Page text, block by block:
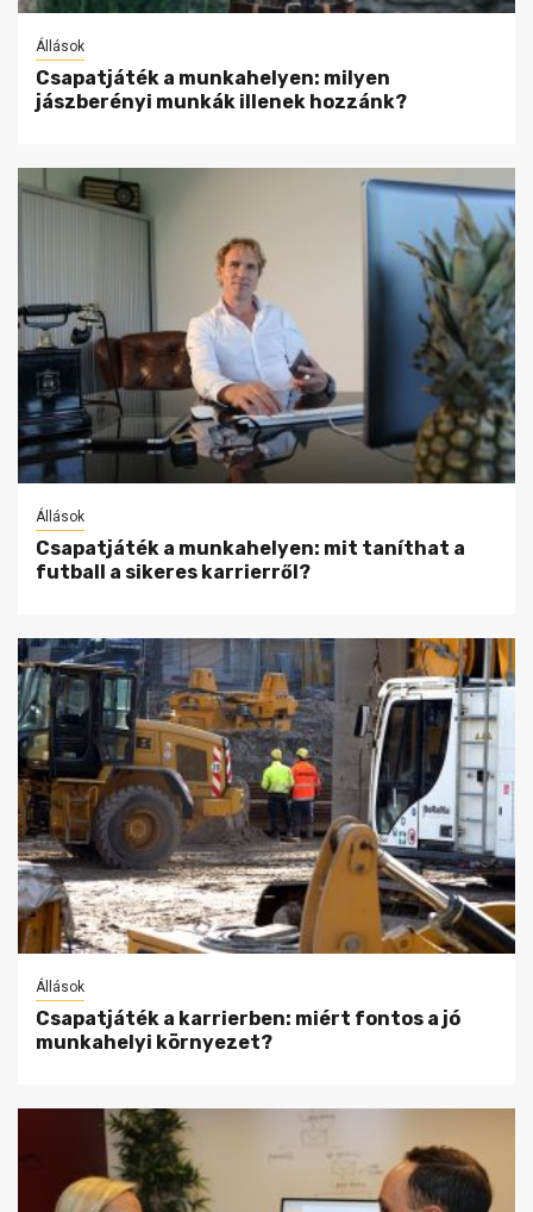
Állások
Csapatjáték a munkahelyen: milyen
jászberényi munkák illenek hozzánk?
Állások
Csapatjáték a munkahelyen: mit taníthat a
futball a sikeres karrierről?
Állások
Csapatjáték a karrierben: miért fontos a jó
munkahelyi környezet?